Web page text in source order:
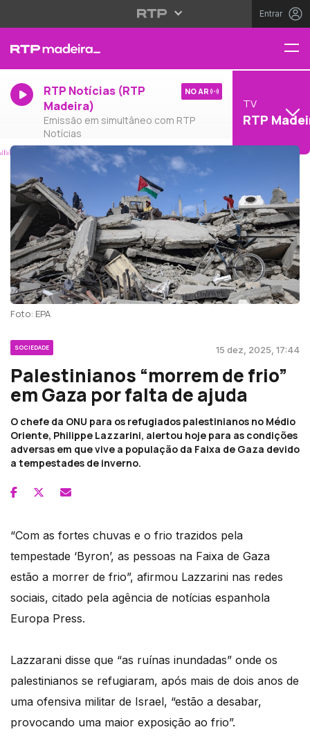
Entrar
RTP Notícias (RTP
Madeira)
Emissão em simultâneo com RTP
Notícias
NO AR
TV
RTP
Foto: EPA
SOCIEDADE 15 dez, 2025, 17:44
Palestinianos “morrem de frio”
em Gaza por falta de ajuda
O chefe da ONU para os refugiados palestinianos no Médio
Oriente, Philippe Lazzarini, alertou hoje para as condições
adversas em que vive a população da Faixa de Gaza devido
a tempestades de inverno.
“Com as fortes chuvas e o frio trazidos pela
tempestade ‘Byron’, as pessoas na Faixa de Gaza
estão a morrer de frio”, afirmou Lazzarini nas redes
sociais, citado pela agência de notícias espanhola
Europa Press.
Lazzarani disse que “as ruínas inundadas” onde os
palestinianos se refugiaram, após mais de dois anos de
uma ofensiva militar de Israel, “estão a desabar,
provocando uma maior exposição ao frio”.